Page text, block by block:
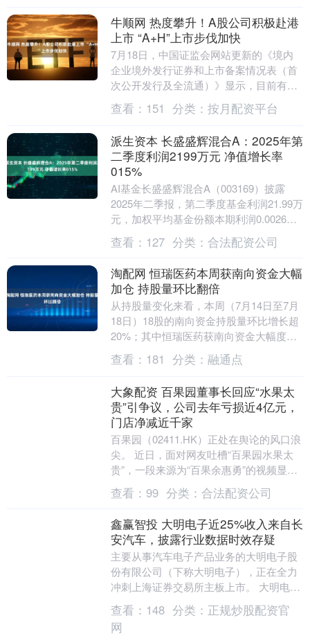
牛顺网 热度攀升！A股公司积极赴港
上市 “A+H”上市步伐加快
7月18日，中国证监会网站更新的《境内
企业境外发行证券和上市备案情况表（首
次公开发行及全流通）》显示，目前有
211家企业处于备案中。其中，165家拟在
香港联交所....
查看： 151 分类： 按月配资平台
派生资本 长盛盛辉混合A：2025年第
二季度利润2199万元 净值增长率
015%
AI基金长盛盛辉混合A（003169）披露
2025年二季报，第二季度基金利润21.99万
元，加权平均基金份额本期利润0.0026
元。报告期内，基金净值增长率为0....
查看： 127 分类： 合法配资公司
淘配网 恒瑞医药本周获南向资金大幅
加仓 持股量环比翻倍
从持股量变化来看，本周（7月14日至7月
18日）18股的南向资金持股量环比增长超
20%；其中恒瑞医药获南向资金大幅度加
仓，持股量环比翻倍。还有昊天国际建
投、德林....
查看： 181 分类： 融通点
大象配资 百果园董事长回应“水果太
贵”引争议，公司去年亏损近4亿元，
门店净减近千家
百果园（02411.HK）正处在舆论的风口浪
尖。 近日，面对网友吐槽“百果园水果太
贵”，一段来源为“百果余惠勇”的视频显
示，百果园董事长余惠勇回应水果贵，表
示“....
查看： 99 分类： 合法配资公司
鑫赢智投 大明电子近25%收入来自长
安汽车，披露行业数据时效存疑
主要从事汽车电子产品业务的大明电子股
份有限公司（下称大明电子），正在全力
冲刺上海证券交易所主板上市。 大明电子
实际控制人周明明之弟周招会，在2019年
和2021....
查看： 148 分类： 正规炒股配资官
网